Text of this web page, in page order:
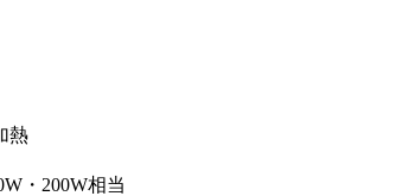
熱
・200W相当